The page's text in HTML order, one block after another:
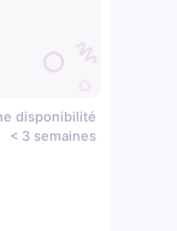
disponibilité
< 3 semaines